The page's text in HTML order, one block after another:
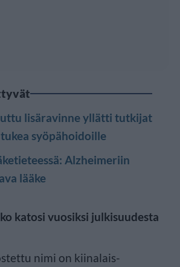
lisäravinne yllätti tutkijat
syöpähoidoille
Alzheimeriin
lääke
katosi vuosiksi julkisuudesta
nimi on kiinalais-